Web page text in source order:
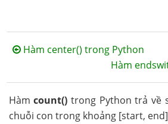
Hàm center() trong Python
Hàm
Hàmcount() trong Python trả về
chuỗi con trong khoảng [start,